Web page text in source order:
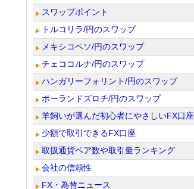
スワップポイント
トルコリラ/円のスワップ
メキシコペソ/円のスワップ
チェココルナ/円のスワップ
ハンガリーフォリント/円のスワップ
ポーランドズロチ/円のスワップ
羊飼いが選んだ初心者にやさしいFX口座
少額で取引できるFX口座
取扱通貨ペア数や取引量ランキング
会社の信頼性
FX・為替ニュース